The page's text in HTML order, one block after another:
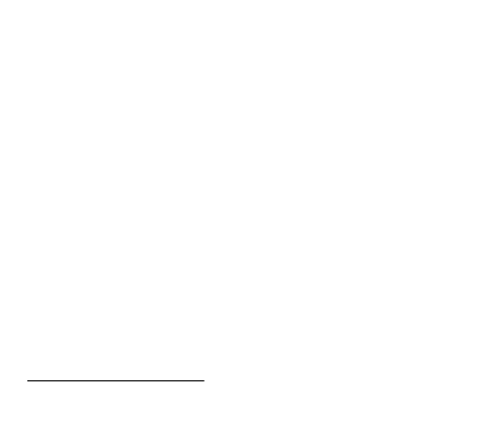
———————————–